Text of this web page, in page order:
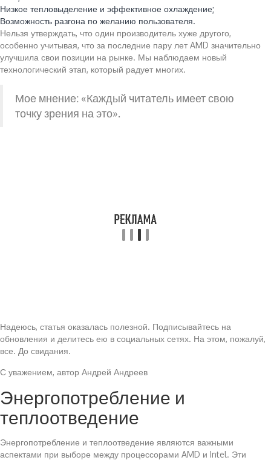
Низкое тепловыделение и эффективное охлаждение;
Возможность разгона по желанию пользователя.
Нельзя утверждать, что один производитель хуже другого,
особенно учитывая, что за последние пару лет AMD значительно
улучшила свои позиции на рынке. Мы наблюдаем новый
технологический этап, который радует многих.
Мое мнение: «Каждый читатель имеет свою
точку зрения на это».
Надеюсь, статья оказалась полезной. Подписывайтесь на
обновления и делитесь ею в социальных сетях. На этом, пожалуй,
все. До свидания.
С уважением, автор Андрей Андреев
Энергопотребление и
теплоотведение
Энергопотребление и теплоотведение являются важными
аспектами при выборе между процессорами AMD и Intel. Эти